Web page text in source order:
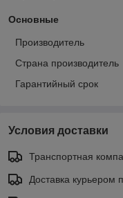
Основные
Производитель
Страна производитель
Гарантийный срок
Условия доставки
Транспортная
Доставка курьером